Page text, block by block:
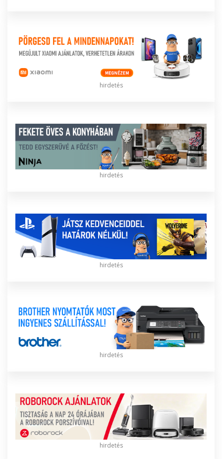
hirdetés
hirdetés
hirdetés
hirdetés
hirdetés